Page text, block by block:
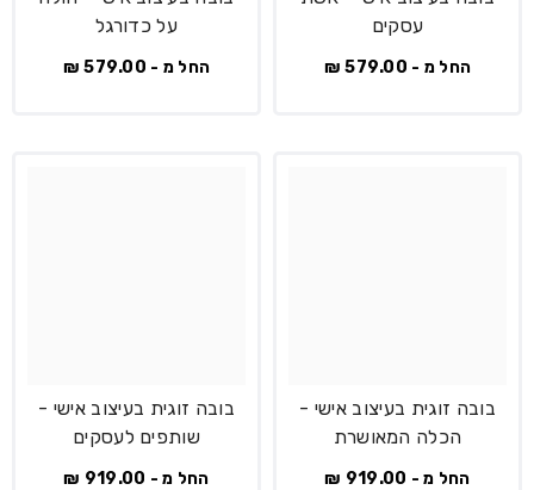
עסקים
החל מ - 579.00 ₪
על כדורגל
החל מ - 579.00 ₪
בובה זוגית בעיצוב אישי -
הכלה המאושרת
החל מ - 919.00 ₪
בובה זוגית בעיצוב אישי -
שותפים לעסקים
החל מ - 919.00 ₪